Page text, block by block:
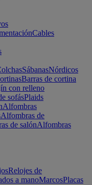
Cables
SábanasNórdicos
Barras de cortina
con relleno
sofásPlaids
Alfombras
Alfombras de
de salónAlfombras
Relojes de
a manoMarcosPlacas